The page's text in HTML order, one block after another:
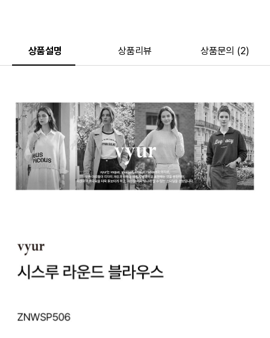
상품설명 상품리뷰 상품문의 (2)